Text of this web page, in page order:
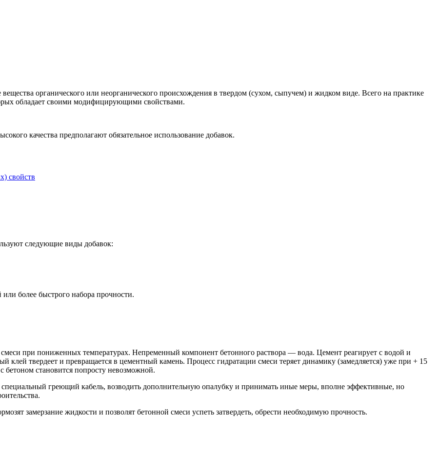
органического или неорганического происхождения в твердом (сухом, сыпучем) и жидком виде. Всего на практике
обладает своими модифицирующими свойствами.
качества предполагают обязательное использование добавок.
свойств
следующие виды добавок:
более быстрого набора прочности.
при пониженных температурах. Непременный компонент бетонного раствора — вода. Цемент реагирует с водой и
клей твердеет и превращается в цементный камень. Процесс гидратации смеси теряет динамику (замедляется) уже при + 15
бетоном становится попросту невозможной.
греющий кабель, возводить дополнительную опалубку и принимать иные меры, вполне эффективные, но
замерзание жидкости и позволят бетонной смеси успеть затвердеть, обрести необходимую прочность.